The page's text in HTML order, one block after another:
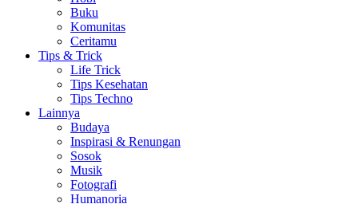
Buku
Komunitas
Ceritamu
Tips & Trick
Life Trick
Tips Kesehatan
Tips Techno
Lainnya
Budaya
Inspirasi & Renungan
Sosok
Musik
Fotografi
Humanoria